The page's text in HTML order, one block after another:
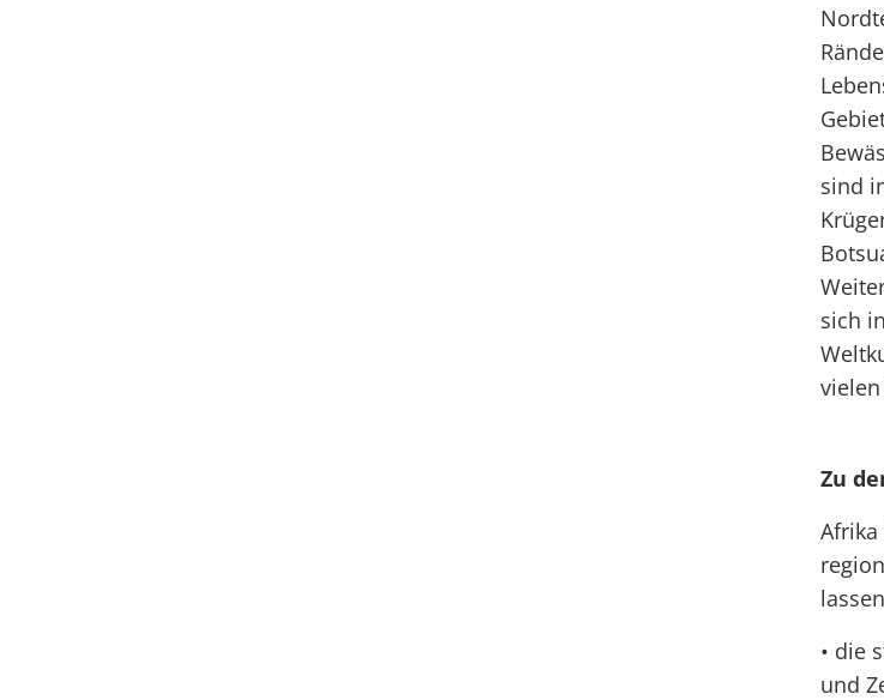
sind
sich
Zu
• die
und